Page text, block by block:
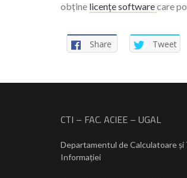
obține licențe softwarecare
Share Tweet
CTI – FAC. ACIEE – UGAL
Departamentul de Calculatoare și
Informației